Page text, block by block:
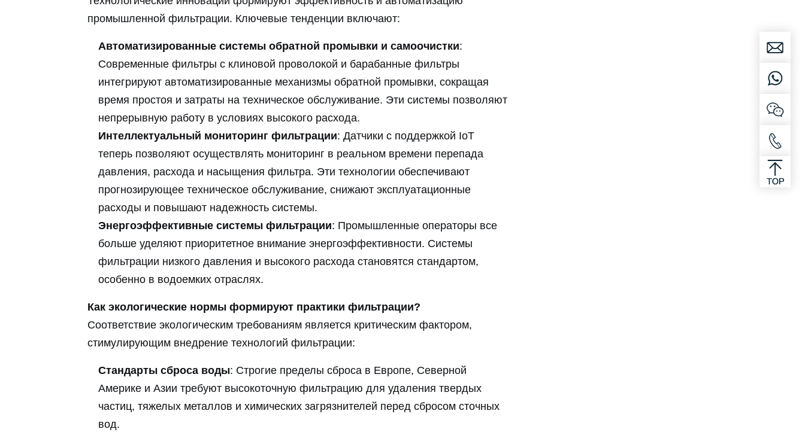
промышленной фильтрации. Ключевые тенденции включают:
Автоматизированные системы обратной промывки и самоочистки:
Современные фильтры с клиновой проволокой и барабанные фильтры
интегрируют автоматизированные механизмы обратной промывки, сокращая
время простоя и затраты на техническое обслуживание. Эти системы позволяют
непрерывную работу в условиях высокого расхода.
Интеллектуальный мониторинг фильтрации: Датчики с поддержкой IoT
теперь позволяют осуществлять мониторинг в реальном времени перепада
давления, расхода и насыщения фильтра. Эти технологии обеспечивают
прогнозирующее техническое обслуживание, снижают эксплуатационные
расходы и повышают надежность системы.
Энергоэффективные системы фильтрации: Промышленные операторы все
больше уделяют приоритетное внимание энергоэффективности. Системы
фильтрации низкого давления и высокого расхода становятся стандартом,
особенно в водоемких отраслях.
Как экологические нормы формируют практики фильтрации?
Соответствие экологическим требованиям является критическим фактором,
стимулирующим внедрение технологий фильтрации:
Стандарты сброса воды: Строгие пределы сброса в Европе, Северной
Америке и Азии требуют высокоточную фильтрацию для удаления твердых
частиц, тяжелых металлов и химических загрязнителей перед сбросом сточных
вод.